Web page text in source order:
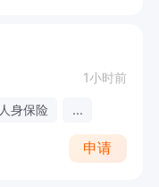
1小时前
人身保险 ...
申请